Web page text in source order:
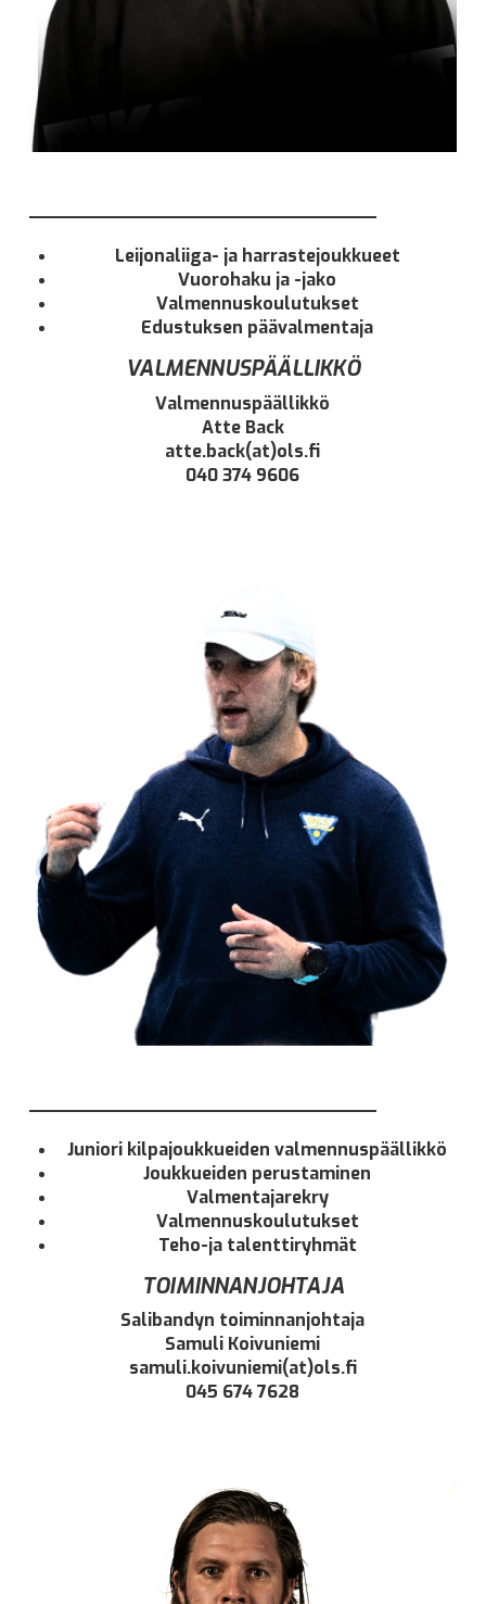
Leijonaliiga- ja harrastejoukkueet
Vuorohaku ja -jako
Valmennuskoulutukset
Edustuksen päävalmentaja
VALMENNUSPÄÄLLIKKÖ
Valmennuspäällikkö
Atte Back
atte.back(at)ols.fi
040 374 9606
Juniori kilpajoukkueiden valmennuspäällikkö
Joukkueiden perustaminen
Valmentajarekry
Valmennuskoulutukset
Teho-ja talenttiryhmät
TOIMINNANJOHTAJA
Salibandyn toiminnanjohtaja
Samuli Koivuniemi
samuli.koivuniemi(at)ols.fi
045 674 7628